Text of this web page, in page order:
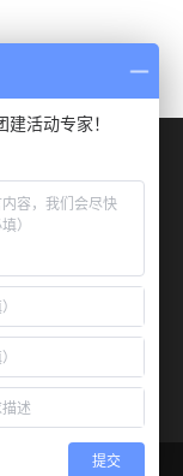
会、政
轻松商
总数127
活动专家！
提交